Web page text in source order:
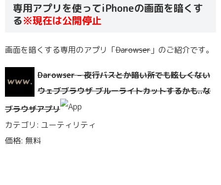
専用アプリを使ってiPhoneの画面を暗くす
る※現在は公開停止
画面を暗くする専用のアプリ「Darowser 」のご紹介です。
Darowser – 夜行バスとか暗い所でも眩しくない
ウェブブラウザ ブルーライトカットするかも..な
ブラウザアプリ
カテゴリ: ユーティリティ
価格: 無料